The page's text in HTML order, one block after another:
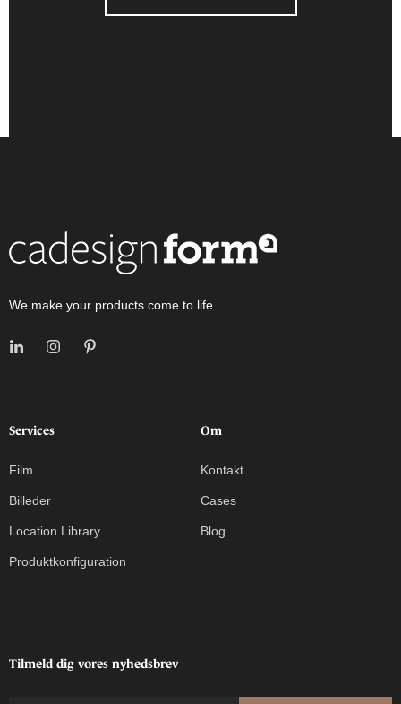
We make your products come to life.
Services
Film
Billeder
Location Library
Produktkonfiguration
Om
Kontakt
Cases
Blog
Tilmeld dig vores nyhedsbrev